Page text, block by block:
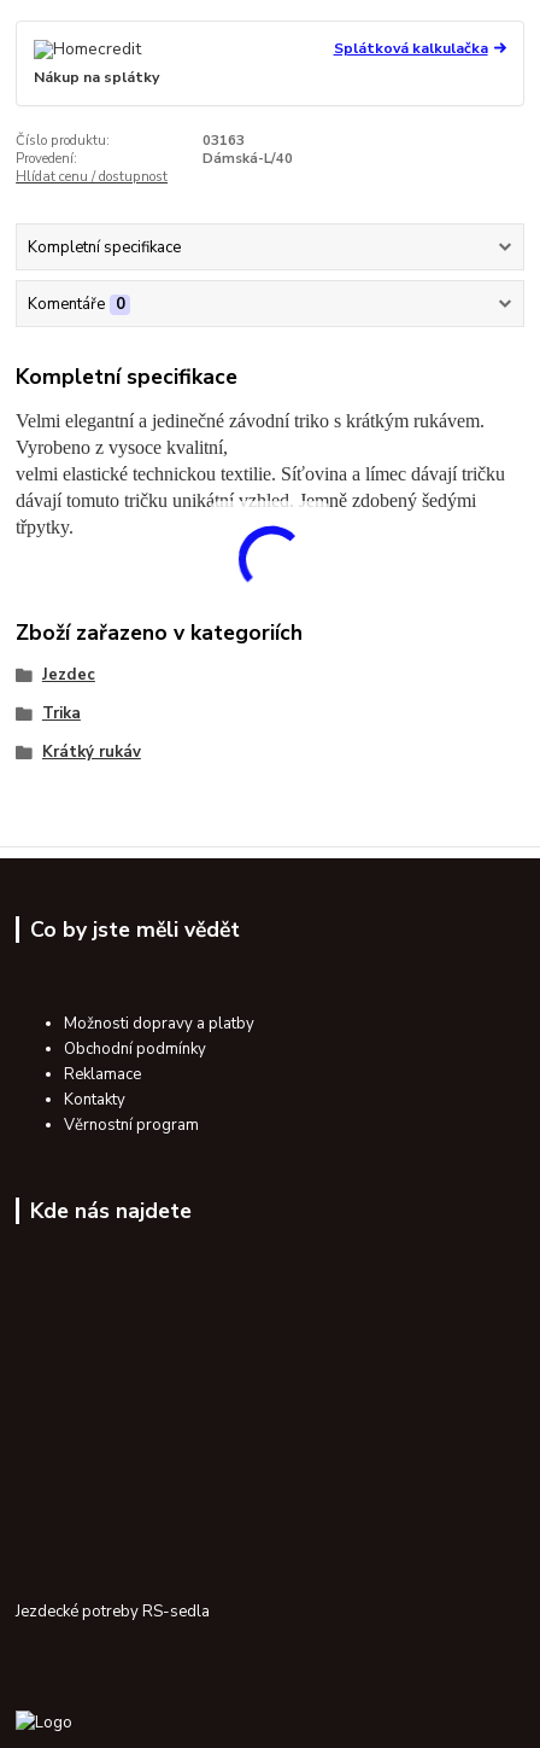
Splátková kalkulačka
Nákup na splátky
Číslo produktu:
03163
Provedení:
Dámská-L/40
Hlídat cenu / dostupnost
Kompletní specifikace
Komentáře 0
Kompletní specifikace
Velmi elegantní a jedinečné závodní triko s krátkým rukávem.
Vyrobeno z vysoce kvalitní,
velmi elastické technickou textilie. Síťovina a límec dávají tričku
dávají tomuto tričku unikátní vzhled. Jemně zdobený šedými
třpytky.
Zboží zařazeno v kategoriích
Jezdec
Trika
Krátký rukáv
Co by jste měli vědět
Možnosti dopravy a platby
Obchodní podmínky
Reklamace
Kontakty
Věrnostní program
Kde nás najdete
Jezdecké potreby RS-sedla